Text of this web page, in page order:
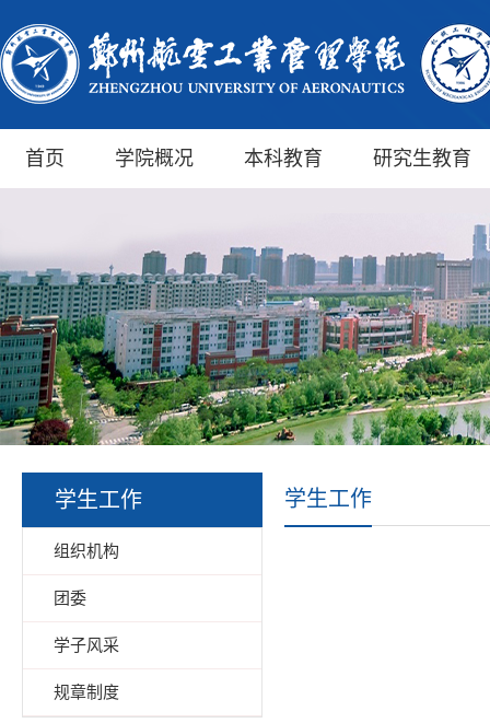
首页 学院概况 本科教育 研究生教育
学生工作
组织机构
团委
学子风采
规章制度
学生工作